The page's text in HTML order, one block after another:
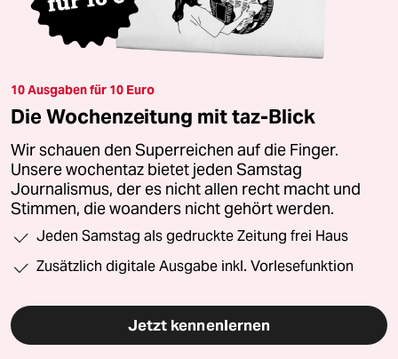
10 Ausgaben für 10 Euro
Die Wochenzeitung mit taz-Blick
Wir schauen den Superreichen auf die Finger.
Unsere wochentaz bietet jeden Samstag
Journalismus, der es nicht allen recht macht und
Stimmen, die woanders nicht gehört werden.
Jeden Samstag als gedruckte Zeitung frei Haus
Zusätzlich digitale Ausgabe inkl. Vorlesefunktion
Jetzt kennenlernen